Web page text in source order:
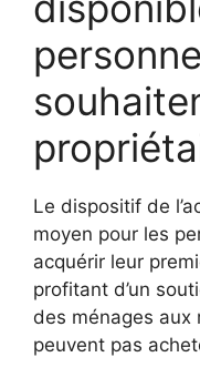
Le dispositif de
moyen pour les
acquérir leur
profitant d’un
des ménages aux
peuvent pas